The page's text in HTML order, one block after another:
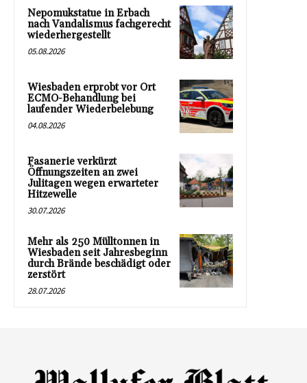
Nepomukstatue in Erbach
nach Vandalismus fachgerecht
wiederhergestellt
05.08.2026
Wiesbaden erprobt vor Ort
ECMO-Behandlung bei
laufender Wiederbelebung
04.08.2026
Fasanerie verkürzt
Öffnungszeiten an zwei
Julitagen wegen erwarteter
Hitzewelle
30.07.2026
Mehr als 250 Mülltonnen in
Wiesbaden seit Jahresbeginn
durch Brände beschädigt oder
zerstört
28.07.2026